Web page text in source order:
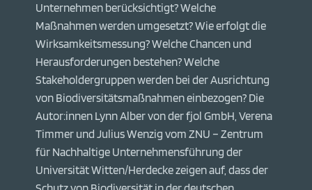
Unternehmen berücksichtigt? Welche
Maßnahmen werden umgesetzt? Wie erfolgt die
Wirksamkeitsmessung? Welche Chancen und
Herausforderungen bestehen? Welche
Stakeholdergruppen werden bei der Ausrichtung
von Biodiversitätsmaßnahmen einbezogen? Die
Autor:innen Lynn Alber von der fjol GmbH, Verena
Timmer und Julius Wenzig vom ZNU – Zentrum
für Nachhaltige Unternehmensführung der
Universität Witten/Herdecke zeigen auf, dass der